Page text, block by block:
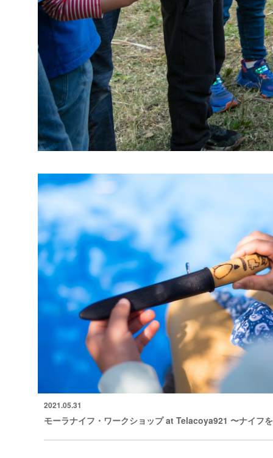
2021.05.31
モーラナイフ・ワークショップ at Telacoya921 〜ナイフ